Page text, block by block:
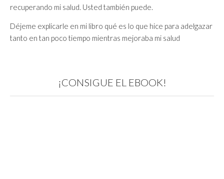
recuperando mi salud. Usted también puede.
Déjeme explicarle en mi libro qué es lo que hice para adelgazar
tanto en tan poco tiempo mientras mejoraba mi salud
¡CONSIGUE EL EBOOK!